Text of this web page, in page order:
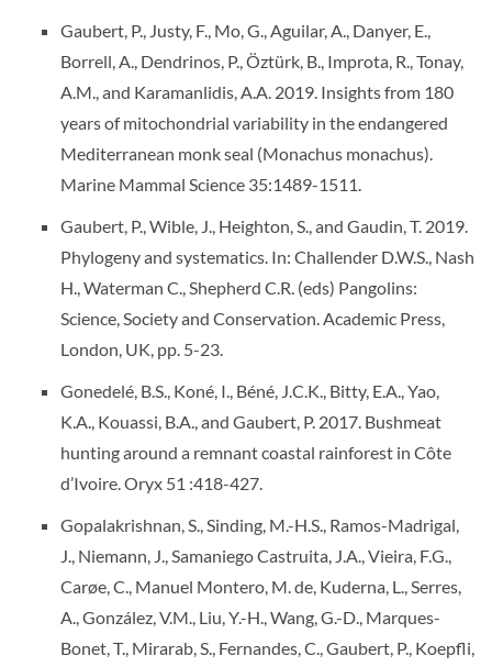
Gaubert, P., Justy, F., Mo, G., Aguilar, A., Danyer, E.,
Borrell, A., Dendrinos, P., Öztürk, B., Improta, R., Tonay,
A.M., and Karamanlidis, A.A. 2019. Insights from 180
years of mitochondrial variability in the endangered
Mediterranean monk seal (Monachus monachus).
Marine Mammal Science 35:1489-1511.
Gaubert, P., Wible, J., Heighton, S., and Gaudin, T. 2019.
Phylogeny and systematics. In: Challender D.W.S., Nash
H., Waterman C., Shepherd C.R. (eds) Pangolins:
Science, Society and Conservation. Academic Press,
London, UK, pp. 5-23.
Gonedelé, B.S., Koné, I., Béné, J.C.K., Bitty, E.A., Yao,
K.A., Kouassi, B.A., and Gaubert, P. 2017. Bushmeat
hunting around a remnant coastal rainforest in Côte
d’Ivoire. Oryx 51 :418-427.
Gopalakrishnan, S., Sinding, M.-H.S., Ramos-Madrigal,
J., Niemann, J., Samaniego Castruita, J.A., Vieira, F.G.,
Carøe, C., Manuel Montero, M. de, Kuderna, L., Serres,
A., González, V.M., Liu, Y.-H., Wang, G.-D., Marques-
Bonet, T., Mirarab, S., Fernandes, C., Gaubert, P., Koepfli,